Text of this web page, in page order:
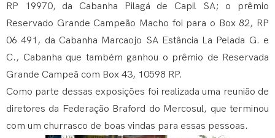
RP 19970, da Cabanha Pilagá de Capil SA; o prêmio
Reservado Grande Campeão Macho foi para o Box 82, RP
06 491, da Cabanha Marcaojo SA Estância La Pelada G. e
C., Cabanha que também ganhou o prêmio de Reservada
Grande Campeã com Box 43, 10598 RP.
Como parte dessas exposições foi realizada uma reunião de
diretores da Federação Braford do Mercosul, que terminou
com um churrasco de boas vindas para essas pessoas.